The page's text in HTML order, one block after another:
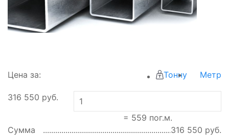
Цена за: Тонну Метр
316 550 руб.
= 559 пог.м.
Сумма
316 550 руб.